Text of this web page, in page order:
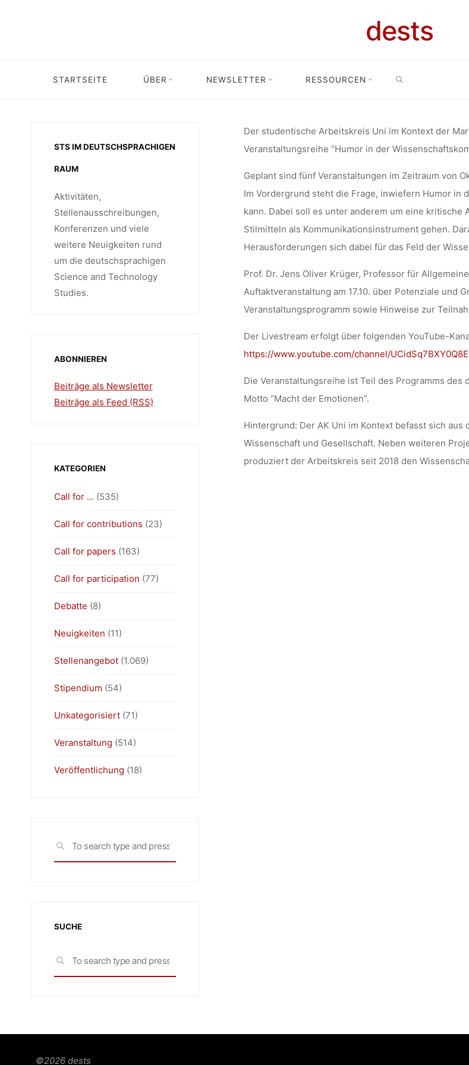
dests
STARTSEITE ÜBER NEWSLETTER RESSOURCEN
“HUMOR IN
ON”, OKTOBER-
2022, HALLE
lynn 12. Oktober 2022
HomeVeranstaltung Veranstaltungsreihe: “Humor in der
Der studentische Arbeitskreis Uni im Kontext der
Veranstaltungsreihe “Humor in der
Geplant sind fünf Veranstaltungen im Zeitraum von
Im Vordergrund steht die Frage, inwiefern Humor
kann. Dabei soll es unter anderem um eine
Stilmitteln als Kommunikationsinstrument gehen.
Herausforderungen sich dabei für das Feld der
Prof. Dr. Jens Oliver Krüger, Professor für
Auftaktveranstaltung am 17.10. über Potenziale und
Veranstaltungsprogramm sowie Hinweise zur
Der Livestream erfolgt über folgenden YouTube-
https://www.youtube.com/channel/
Die Veranstaltungsreihe ist Teil des Programms
Motto “Macht der Emotionen”.
Hintergrund: Der AK Uni im Kontext befasst sich
Wissenschaft und Gesellschaft. Neben weiteren
produziert der Arbeitskreis seit 2018 den
STS IM DEUTSCHSPRACHIGEN
RAUM
Aktivitäten,
Stellenausschreibungen,
Konferenzen und viele
weitere Neuigkeiten rund
um die deutschsprachigen
Science and Technology
Studies.
ABONNIEREN
Beiträge als Newsletter
Beiträge als Feed (RSS)
KATEGORIEN
Call for … (535)
Call for contributions (23)
Call for papers (163)
Call for participation (77)
Debatte (8)
Neuigkeiten (11)
Stellenangebot(1.069)
Stipendium (54)
Unkategorisiert(71)
Veranstaltung (514)
Veröffentlichung (18)
SEARCH
SUCHE
SEARCH
©2026 dests